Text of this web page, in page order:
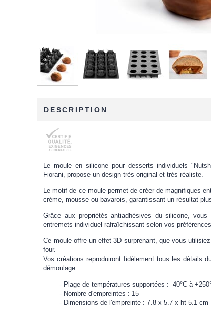
DESCRIPTION
Le moule en silicone pour desserts individuels
Fiorani, propose un design très original et très réaliste.
Le motif de ce moule permet de créer de magnifiques
crème, mousse ou bavarois, garantissant un résultat
Grâce aux propriétés antiadhésives du silicone,
entremets individuel rafraîchissant selon vos
Ce moule offre un effet 3D surprenant, que vous
four.
Vos créations reproduiront fidèlement tous les détails
démoulage.
Plage de températures supportées : -40°C à
Nombre d'empreintes : 15
Dimensions de l'empreinte : 7.8 x 5.7 x ht 5.1 cm